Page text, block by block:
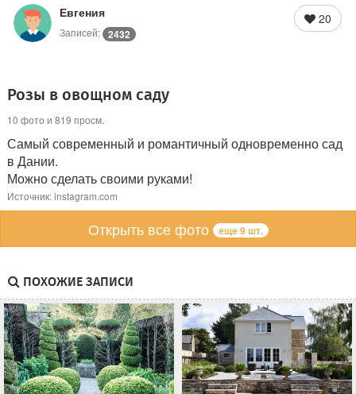
Евгения
Записей: 2432
20
Розы в овощном саду
10 фото и 819 просм.
Самый современный и романтичный одновременно сад
в Дании.
Можно сделать своими руками!
Источник: instagram.com
Открыть все фото еще 9 шт.
ПОХОЖИЕ ЗАПИСИ